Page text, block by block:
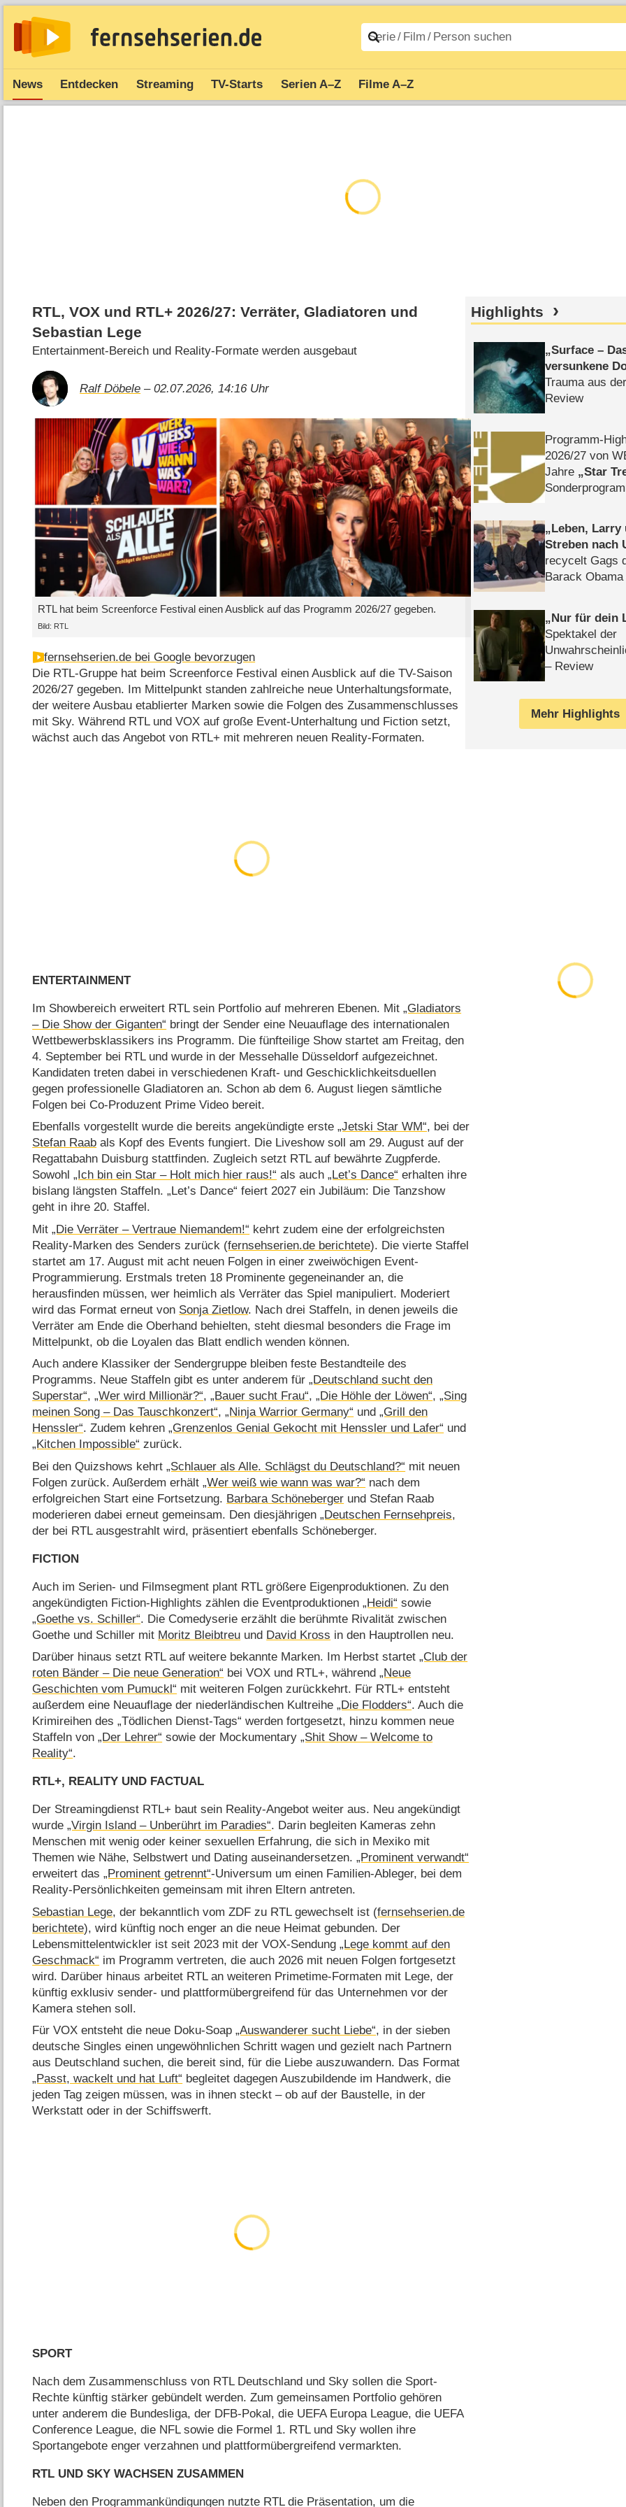
News Entdecken Streaming TV-Starts Serien A–Z Filme A–Z
RTL, VOX und RTL+ 2026/​27: Verräter, Gladiatoren und
Sebastian Lege
Entertainment-Bereich und Reality-Formate werden ausgebaut
Ralf Döbele – 02.07.2026, 14:16 Uhr
RTL hat beim Screenforce Festival einen Ausblick auf das Programm 2026/​27 gegeben.
Bild: RTL
fernsehserien.de bei Google bevorzugen
Die RTL-Gruppe hat beim Screenforce Festival einen Ausblick auf die TV-Saison
2026/​27 gegeben. Im Mittelpunkt standen zahlreiche neue Unterhaltungsformate,
der weitere Ausbau etablierter Marken sowie die Folgen des Zusammenschlusses
mit Sky. Während RTL und VOX auf große Event-Unterhaltung und Fiction setzt,
wächst auch das Angebot von RTL+ mit mehreren neuen Reality-Formaten.
ENTERTAINMENT
Im Showbereich erweitert RTL sein Portfolio auf mehreren Ebenen. Mit„Gladiators
– Die Show der Giganten“ bringt der Sender eine Neuauflage des internationalen
Wettbewerbsklassikers ins Programm. Die fünfteilige Show startet am Freitag, den
4. September bei RTL und wurde in der Messehalle Düsseldorf aufgezeichnet.
Kandidaten treten dabei in verschiedenen Kraft- und Geschicklichkeitsduellen
gegen professionelle Gladiatoren an. Schon ab dem 6. August liegen sämtliche
Folgen bei Co-Produzent Prime Video bereit.
Ebenfalls vorgestellt wurde die bereits angekündigte erste„Jetski Star WM“, bei der
Stefan Raab als Kopf des Events fungiert. Die Liveshow soll am 29. August auf der
Regattabahn Duisburg stattfinden. Zugleich setzt RTL auf bewährte Zugpferde.
Sowohl„Ich bin ein Star – Holt mich hier raus!“ als auch„Let’s Dance“ erhalten ihre
bislang längsten Staffeln. „Let’s Dance“ feiert 2027 ein Jubiläum: Die Tanzshow
geht in ihre 20. Staffel.
Mit„Die Verräter – Vertraue Niemandem!“ kehrt zudem eine der erfolgreichsten
Reality-Marken des Senders zurück (fernsehserien.de berichtete). Die vierte Staffel
startet am 17. August mit acht neuen Folgen in einer zweiwöchigen Event-
Programmierung. Erstmals treten 18 Prominente gegeneinander an, die
herausfinden müssen, wer heimlich als Verräter das Spiel manipuliert. Moderiert
wird das Format erneut von Sonja Zietlow. Nach drei Staffeln, in denen jeweils die
Verräter am Ende die Oberhand behielten, steht diesmal besonders die Frage im
Mittelpunkt, ob die Loyalen das Blatt endlich wenden können.
Auch andere Klassiker der Sendergruppe bleiben feste Bestandteile des
Programms. Neue Staffeln gibt es unter anderem für„Deutschland sucht den
Superstar“,„Wer wird Millionär?“,„Bauer sucht Frau“,„Die Höhle der Löwen“,„Sing
meinen Song – Das Tauschkonzert“,„Ninja Warrior Germany“ und„Grill den
Henssler“. Zudem kehren„Grenzenlos Genial Gekocht mit Henssler und Lafer“ und
„Kitchen Impossible“ zurück.
Bei den Quizshows kehrt„Schlauer als Alle. Schlägst du Deutschland?“ mit neuen
Folgen zurück. Außerdem erhält„Wer weiß wie wann was war?“ nach dem
erfolgreichen Start eine Fortsetzung. Barbara Schöneberger und Stefan Raab
moderieren dabei erneut gemeinsam. Den diesjährigen„Deutschen Fernsehpreis,
der bei RTL ausgestrahlt wird, präsentiert ebenfalls Schöneberger.
FICTION
Auch im Serien- und Filmsegment plant RTL größere Eigenproduktionen. Zu den
angekündigten Fiction-Highlights zählen die Eventproduktionen„Heidi“ sowie
„Goethe vs. Schiller“. Die Comedyserie erzählt die berühmte Rivalität zwischen
Goethe und Schiller mit Moritz Bleibtreu und David Kross in den Hauptrollen neu.
Darüber hinaus setzt RTL auf weitere bekannte Marken. Im Herbst startet„Club der
roten Bänder – Die neue Generation“ bei VOX und RTL+, während„Neue
Geschichten vom Pumuckl“ mit weiteren Folgen zurückkehrt. Für RTL+ entsteht
außerdem eine Neuauflage der niederländischen Kultreihe„Die Flodders“. Auch die
Krimireihen des „Tödlichen Dienst-Tags“ werden fortgesetzt, hinzu kommen neue
Staffeln von„Der Lehrer“ sowie der Mockumentary„Shit Show – Welcome to
Reality“.
RTL+, REALITY UND FACTUAL
Der Streamingdienst RTL+ baut sein Reality-Angebot weiter aus. Neu angekündigt
wurde„Virgin Island – Unberührt im Paradies“. Darin begleiten Kameras zehn
Menschen mit wenig oder keiner sexuellen Erfahrung, die sich in Mexiko mit
Themen wie Nähe, Selbstwert und Dating auseinandersetzen.„Prominent verwandt“
erweitert das„Prominent getrennt“-Universum um einen Familien-Ableger, bei dem
Reality-Persönlichkeiten gemeinsam mit ihren Eltern antreten.
Sebastian Lege, der bekanntlich vom ZDF zu RTL gewechselt ist (fernsehserien.de
berichtete), wird künftig noch enger an die neue Heimat gebunden. Der
Lebensmittelentwickler ist seit 2023 mit der VOX-Sendung„Lege kommt auf den
Geschmack“ im Programm vertreten, die auch 2026 mit neuen Folgen fortgesetzt
wird. Darüber hinaus arbeitet RTL an weiteren Primetime-Formaten mit Lege, der
künftig exklusiv sender- und plattformübergreifend für das Unternehmen vor der
Kamera stehen soll.
Für VOX entsteht die neue Doku-Soap„Auswanderer sucht Liebe“, in der sieben
deutsche Singles einen ungewöhnlichen Schritt wagen und gezielt nach Partnern
aus Deutschland suchen, die bereit sind, für die Liebe auszuwandern. Das Format
„Passt, wackelt und hat Luft“ begleitet dagegen Auszubildende im Handwerk, die
jeden Tag zeigen müssen, was in ihnen steckt – ob auf der Baustelle, in der
Werkstatt oder in der Schiffswerft.
SPORT
Nach dem Zusammenschluss von RTL Deutschland und Sky sollen die Sport-
Rechte künftig stärker gebündelt werden. Zum gemeinsamen Portfolio gehören
unter anderem die Bundesliga, der DFB-Pokal, die UEFA Europa League, die UEFA
Conference League, die NFL sowie die Formel 1. RTL und Sky wollen ihre
Sportangebote enger verzahnen und plattformübergreifend vermarkten.
RTL UND SKY WACHSEN ZUSAMMEN
Neben den Programmankündigungen nutzte RTL die Präsentation, um die
Highlights
Surface –
versunkene
Trauma aus
Review
Programm-
2026/​27 von
Jahre
Star
Leben, Larry
Streben nach
recycelt Gags
Barack
Nur für dein
Spektakel der
– Review
Mehr Highlights